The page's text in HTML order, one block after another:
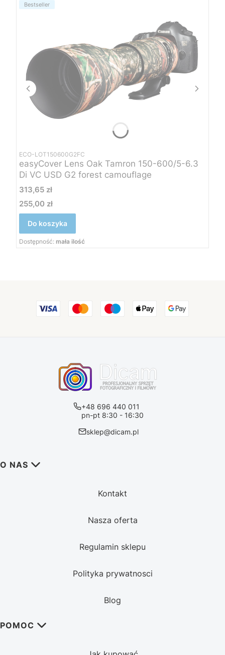
Bestseller
ECO-LOT150600G2FC
easyCover Lens Oak Tamron 150-600/5-6.3
Di VC USD G2 forest camouflage
Cena
313,65 zł
Cena
255,00 zł
Do koszyka
Dostępność: mała ilość
+48 696 440 011
pn-pt 8:30 - 16:30
sklep@dicam.pl
Linki w stopce
O NAS
Kontakt
Nasza oferta
Regulamin sklepu
Polityka prywatnosci
Blog
POMOC